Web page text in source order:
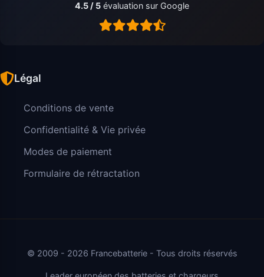
4.5 / 5 évaluation sur Google
Légal
Conditions de vente
Confidentialité & Vie privée
Modes de paiement
Formulaire de rétractation
© 2009 - 2026 Francebatterie - Tous droits réservés